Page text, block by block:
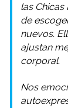
las
de
nuevos.
ajustan
corporal.
Nos